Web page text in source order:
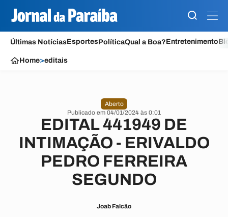
Últimas NotíciasEsportesPolíticaQual a Boa?Entretenimento
Home>editais
Aberto
Publicado em 04/01/2024 às 0:01
EDITAL 441949 DE
INTIMAÇÃO - ERIVALDO
PEDRO FERREIRA
SEGUNDO
Joab Falcão